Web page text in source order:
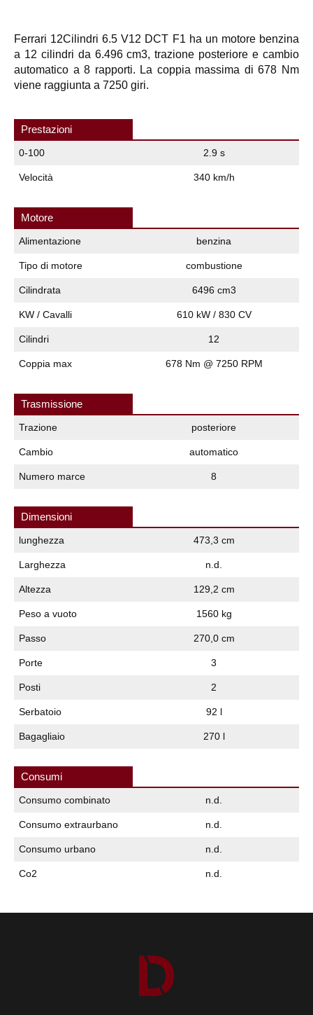
Ferrari 12Cilindri 6.5 V12 DCT F1 ha un motore benzina
a 12 cilindri da 6.496 cm3, trazione posteriore e cambio
automatico a 8 rapporti. La coppia massima di 678 Nm
viene raggiunta a 7250 giri.
Prestazioni
0-100 2.9 s
Velocità 340 km/h
Motore
Alimentazione benzina
Tipo di motore combustione
Cilindrata 6496 cm3
KW / Cavalli 610 kW / 830 CV
Cilindri 12
Coppia max 678 Nm @ 7250 RPM
Trasmissione
Trazione posteriore
Cambio automatico
Numero marce 8
Dimensioni
lunghezza 473,3 cm
Larghezza n.d.
Altezza 129,2 cm
Peso a vuoto 1560 kg
Passo 270,0 cm
Porte 3
Posti 2
Serbatoio 92 l
Bagagliaio 270 l
Consumi
Consumo combinato n.d.
Consumo extraurbano n.d.
Consumo urbano n.d.
Co2 n.d.